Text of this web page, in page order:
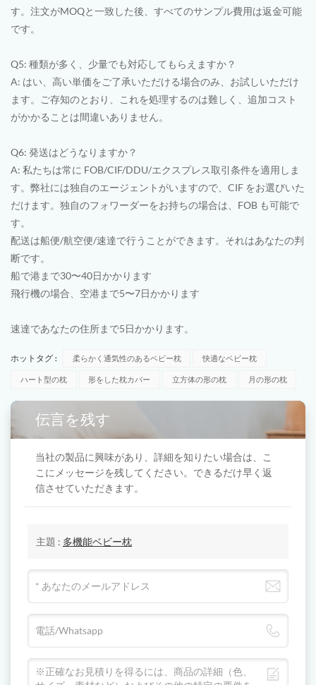
す。注文がMOQと一致した後、すべてのサンプル費用は返金可能
です。
Q5: 種類が多く、少量でも対応してもらえますか？
A: はい、高い単価をご了承いただける場合のみ、お試しいただけ
ます。ご存知のとおり、これを処理するのは難しく、追加コスト
がかかることは間違いありません。
Q6: 発送はどうなりますか？
A: 私たちは常に FOB/CIF/DDU/エクスプレス取引条件を適用しま
す。弊社には独自のエージェントがいますので、CIF をお選びいた
だけます。独自のフォワーダーをお持ちの場合は、FOB も可能で
す。
配送は船便/航空便/速達で行うことができます。それはあなたの判
断です。
船で港まで30〜40日かかります
飛行機の場合、空港まで5〜7日かかります
速達であなたの住所まで5日かかります。
ホットタグ : 柔らかく通気性のあるベビー枕 快適なベビー枕
ハート型の枕 形をした枕カバー 立方体の形の枕 月の形の枕
伝言を残す
当社の製品に興味があり、詳細を知りたい場合は、こ
こにメッセージを残してください。できるだけ早く返
信させていただきます。
主題 : 多機能ベビー枕